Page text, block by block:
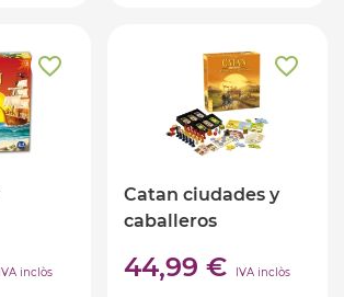
IVA inclòs
Catan ciudades y
caballeros
44,99 € IVA inclòs